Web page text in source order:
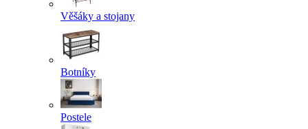
Věšáky a stojany
Botníky
Postele